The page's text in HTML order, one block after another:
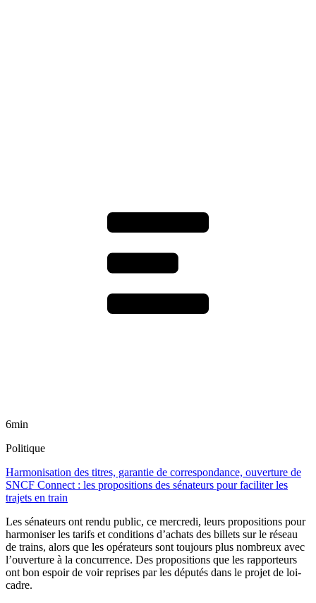
6min
Politique
Harmonisation des titres, garantie de correspondance, ouverture de
SNCF Connect : les propositions des sénateurs pour faciliter les
trajets en train
Les sénateurs ont rendu public, ce mercredi, leurs propositions pour
harmoniser les tarifs et conditions d’achats des billets sur le réseau
de trains, alors que les opérateurs sont toujours plus nombreux avec
l’ouverture à la concurrence. Des propositions que les rapporteurs
ont bon espoir de voir reprises par les députés dans le projet de loi-
cadre.